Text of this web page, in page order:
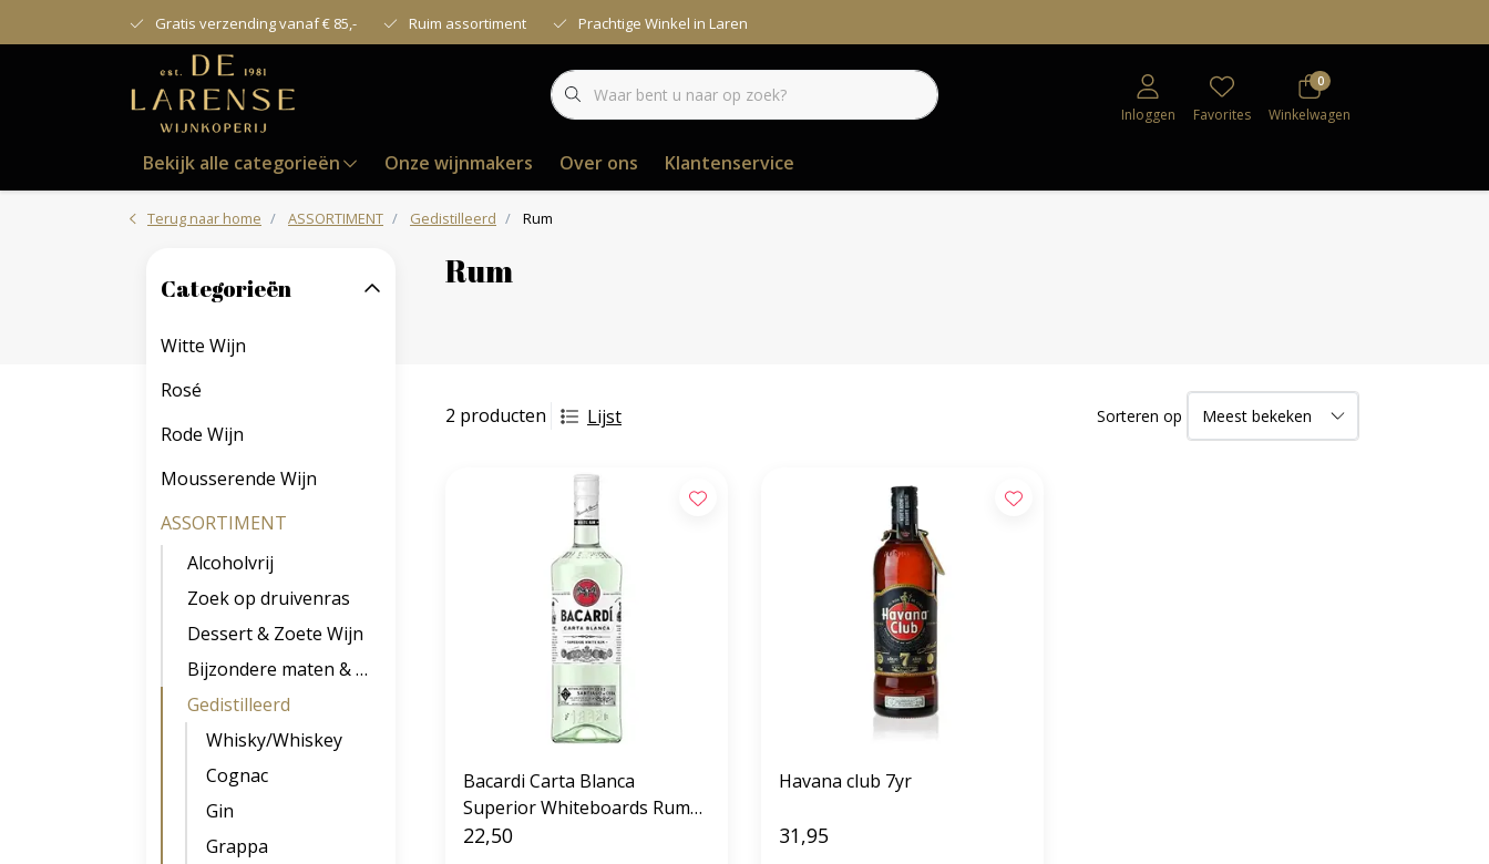
Gratis verzending vanaf € 85,- Ruim assortiment Prachtige Winkel in Laren
Inloggen Favorites
0
Winkelwagen
Bekijk alle categorieën Onze wijnmakers Over ons Klantenservice
Terug naar home ASSORTIMENT Gedistilleerd Rum
Rum
2 producten Lijst Sorteren op
Bacardi Carta Blanca
Superior Whiteboards Rum
1L
22,50
Havana club 7yr
31,95
Categorieën
Witte Wijn
Rosé
Rode Wijn
Mousserende Wijn
ASSORTIMENT
Alcoholvrij
Zoek op druivenras
Dessert & Zoete Wijn
Bijzondere maten & soorten
Gedistilleerd
Whisky/Whiskey
Cognac
Gin
Grappa